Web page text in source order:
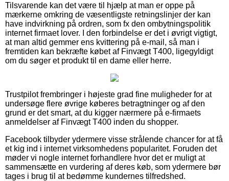
Tilsvarende kan det være til hjælp at man er oppe på
mærkerne omkring de væsentligste retningslinjer der kan
have indvirkning på ordren, som fx den ombytningspolitik
internet firmaet lover. I den forbindelse er det i øvrigt vigtigt,
at man altid gemmer ens kvittering på e-mail, så man i
fremtiden kan bekræfte købet af Finvægt T400, ligegyldigt
om du søger et produkt til en dame eller herre.
Trustpilot frembringer i højeste grad fine muligheder for at
undersøge flere øvrige køberes betragtninger og af den
grund er det smart, at du kigger nærmere på e-firmaets
anmeldelser af Finvægt T400 inden du shopper.
Facebook tilbyder ydermere visse strålende chancer for at få
et kig ind i internet virksomhedens popularitet. Foruden det
møder vi nogle internet forhandlere hvor det er muligt at
sammensætte en vurdering af deres køb, som ydermere bør
tages i brug til at bedømme kundernes tilfredshed.